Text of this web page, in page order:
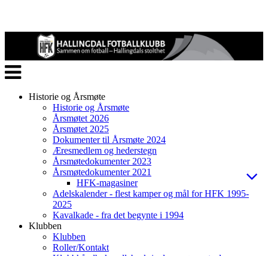
Veksle
navigasjon
Historie og Årsmøte
Historie og Årsmøte
Årsmøtet 2026
Årsmøtet 2025
Dokumenter til Årsmøte 2024
Æresmedlem og hederstegn
Årsmøtedokumenter 2023
Årsmøtedokumenter 2021
HFK-magasiner
Adelskalender - flest kamper og mål for HFK 1995-
2025
Kavalkade - fra det begynte i 1994
Klubben
Klubben
Roller/Kontakt